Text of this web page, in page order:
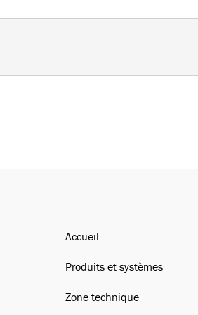
Accueil
Produits et systèmes
Zone technique